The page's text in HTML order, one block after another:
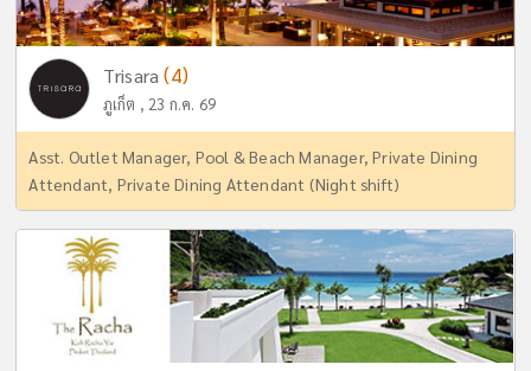
Trisara(4)
ภูเก็ต , 23 ก.ค. 69
Asst. Outlet Manager, Pool & Beach Manager, Private Dining
Attendant, Private Dining Attendant (Night shift)